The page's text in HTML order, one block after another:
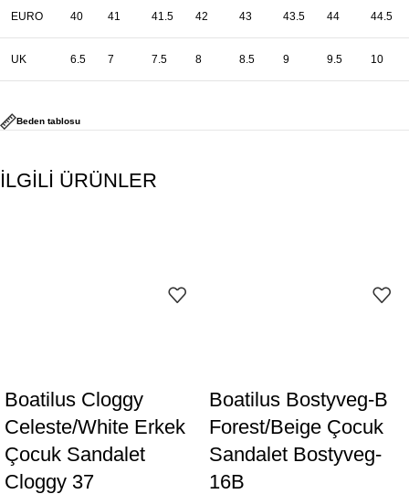
EURO 40 41 41.5 42 43 43.5 44 44.5
UK 6.5 7 7.5 8 8.5 9 9.5 10
Beden tablosu
İLGİLİ ÜRÜNLER
Boatilus Cloggy
Celeste/White Erkek
Çocuk Sandalet
Cloggy 37
Boatilus Bostyveg-B
Forest/Beige Çocuk
Sandalet Bostyveg-
16B